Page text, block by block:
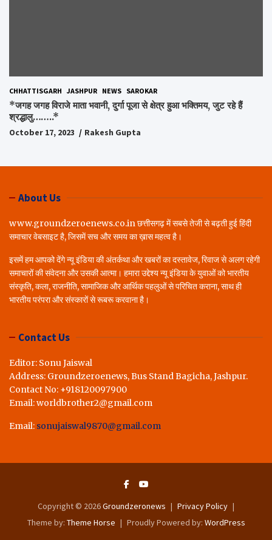
CHHATTISGARH JASHPUR NEWS SAROKAR
*जगह जगह विराजे माता भवानी, दुर्गा पूजा से क्षेत्र हुआ भक्तिमय, जुट रहे हैं
श्रद्धालु……..*
October 17, 2023 Rakesh Gupta
About Us
www.groundzeroenews.co.in छत्तीसगढ़ में सबसे तेजी से बढ़ती हुई हिंदी
समाचार वेबसाइट है, जिसमें सच और समय का ख़ास महत्व है।
इसमें हम आपको देंगे न्यू इंडिया की अंतर्कथा और खबरों का दस्तावेज, रिवाज से अलग रहेगी
समाचारों की संवेदना और उसकी आत्मा। हमारा उद्देश्य न्यू इंडिया के युवाओं को भारतीय
संस्कृति, कला, राजनीति, सामाजिक और आर्थिक पहलुओं से परिचित कराना, साथ ही
भारतीय परंपरा और संस्कारों से रूबरू करवाना है।
Contact Us
Editor: Sonu Jaiswal
Address: Groundzeroenews, Bus Stand Bagicha, Jashpur.
Contact No: +918120097900
Email: worldbrother2@gmail.com
Email: sonujaiswal9870@gmail.com
Copyright © 2026Groundzeronews
Privacy Policy
Theme by: Theme Horse Proudly Powered by: WordPress